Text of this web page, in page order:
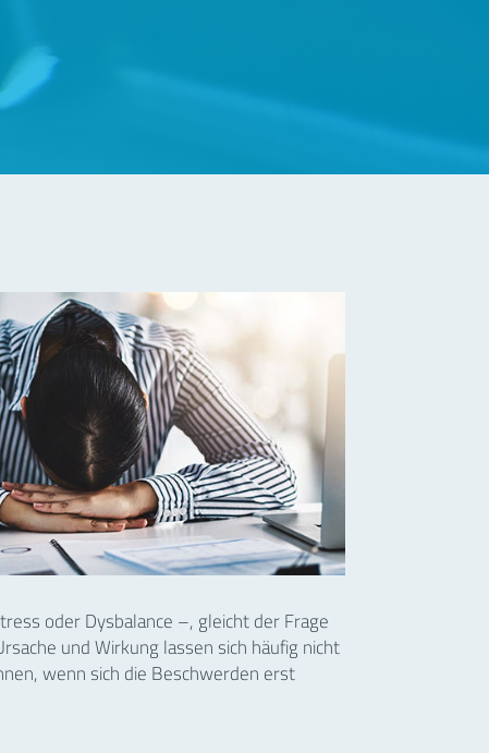
oder Dysbalance –, gleicht der Frage
und Wirkung lassen sich häufig nicht
wenn sich die Beschwerden erst